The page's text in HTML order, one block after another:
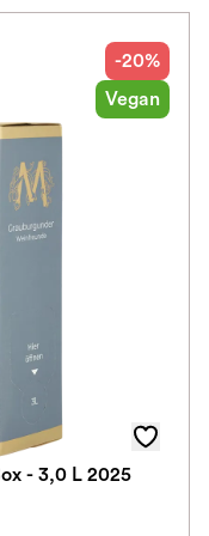
-20%
Vegan
- 3,0 L 2025